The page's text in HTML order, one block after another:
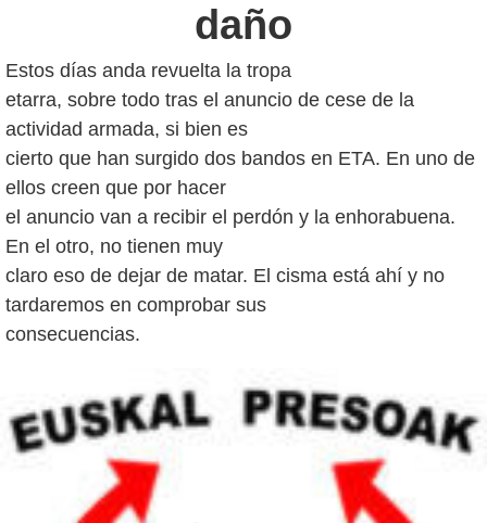
daño
Estos días anda revuelta la tropa
etarra, sobre todo tras el anuncio de cese de la
actividad armada, si bien es
cierto que han surgido dos bandos en ETA. En uno de
ellos creen que por hacer
el anuncio van a recibir el perdón y la enhorabuena.
En el otro, no tienen muy
claro eso de dejar de matar. El cisma está ahí y no
tardaremos en comprobar sus